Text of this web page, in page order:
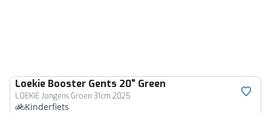
Loekie Booster Gents 20" Green
LOEKIE Jongens Groen 31cm 2025
Kinderfiets